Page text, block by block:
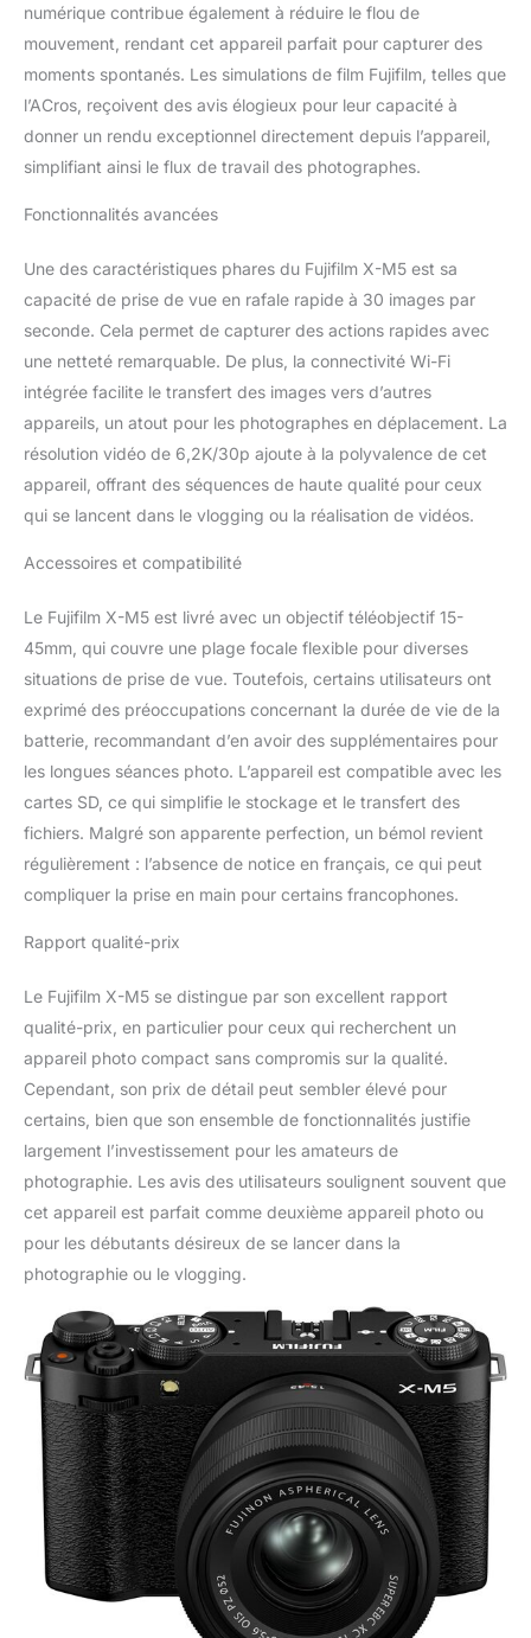
numérique contribue également à réduire le flou de
mouvement, rendant cet appareil parfait pour capturer des
moments spontanés. Les simulations de film Fujifilm, telles que
l’ACros, reçoivent des avis élogieux pour leur capacité à
donner un rendu exceptionnel directement depuis l’appareil,
simplifiant ainsi le flux de travail des photographes.
Fonctionnalités avancées
Une des caractéristiques phares du Fujifilm X-M5 est sa
capacité de prise de vue en rafale rapide à 30 images par
seconde. Cela permet de capturer des actions rapides avec
une netteté remarquable. De plus, la connectivité Wi-Fi
intégrée facilite le transfert des images vers d’autres
appareils, un atout pour les photographes en déplacement. La
résolution vidéo de 6,2K/30p ajoute à la polyvalence de cet
appareil, offrant des séquences de haute qualité pour ceux
qui se lancent dans le vlogging ou la réalisation de vidéos.
Accessoires et compatibilité
Le Fujifilm X-M5 est livré avec un objectif téléobjectif 15-
45mm, qui couvre une plage focale flexible pour diverses
situations de prise de vue. Toutefois, certains utilisateurs ont
exprimé des préoccupations concernant la durée de vie de la
batterie, recommandant d’en avoir des supplémentaires pour
les longues séances photo. L’appareil est compatible avec les
cartes SD, ce qui simplifie le stockage et le transfert des
fichiers. Malgré son apparente perfection, un bémol revient
régulièrement : l’absence de notice en français, ce qui peut
compliquer la prise en main pour certains francophones.
Rapport qualité-prix
Le Fujifilm X-M5 se distingue par son excellent rapport
qualité-prix, en particulier pour ceux qui recherchent un
appareil photo compact sans compromis sur la qualité.
Cependant, son prix de détail peut sembler élevé pour
certains, bien que son ensemble de fonctionnalités justifie
largement l’investissement pour les amateurs de
photographie. Les avis des utilisateurs soulignent souvent que
cet appareil est parfait comme deuxième appareil photo ou
pour les débutants désireux de se lancer dans la
photographie ou le vlogging.